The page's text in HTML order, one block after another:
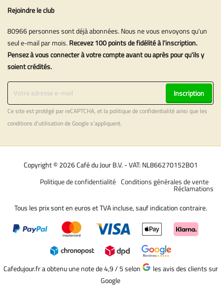
Rejoindre le club
80966 personnes sont déjà abonnées. Nous ne vous envoyons qu'un
seul e-mail par mois. Recevez 100 points de fidélité à l'inscription.
Pensez à vous connecter à votre compte avant ou après pour qu'ils y
soient crédités.
Inscription
Ce site est protégé par reCAPTCHA, et la politique de confidentialitéainsi que les
conditions d'utilisationde Google s'appliquent.
Copyright © 2026 Café du Jour B.V. - VAT: NL866270152B01
Conditions générales de vente
Politique de confidentialité
Réclamations
Tous les prix sont en euros et TVA incluse, sauf indication contraire.
Cafedujour.fr a obtenu une note de 4,9 / 5selon
les avis des clients sur
Google